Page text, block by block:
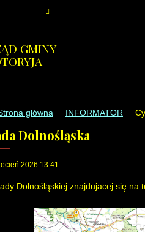
GMINY
główna INFORMATOR
Dolnośląska
2026 13:41
Dolnośląskiej znajdujacej się na